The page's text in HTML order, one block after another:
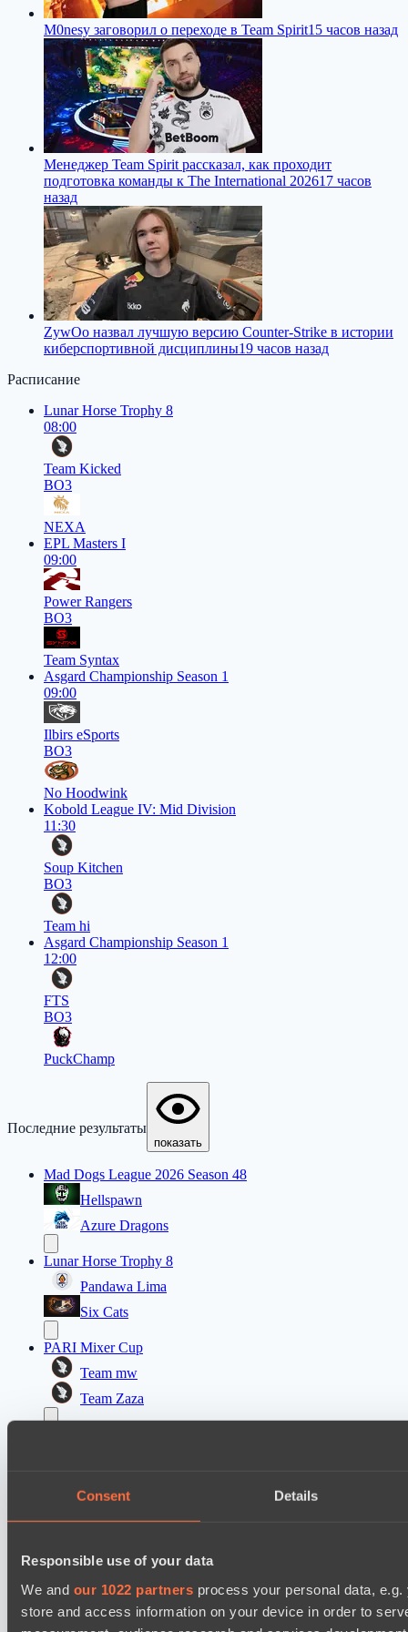
Consent Details
Responsible use of your data
We and our 1022 partners process your personal data,
store and access information on your device in order to
M0nesy заговорил о переходе в Team Spirit15 часов назад
Менеджер Team Spirit рассказал, как проходит
подготовка команды к The International 202617 часов
назад
ZywOo назвал лучшую версию Counter-Strike в истории
киберспортивной дисциплины19 часов назад
Расписание
Lunar Horse Trophy 8
08:00
Team Kicked
BO3
NEXA
EPL Masters I
09:00
Power Rangers
BO3
Team Syntax
Asgard Championship Season 1
09:00
Ilbirs eSports
BO3
No Hoodwink
Kobold League IV: Mid Division
11:30
Soup Kitchen
BO3
Team hi
Asgard Championship Season 1
12:00
FTS
BO3
PuckChamp
Последние результаты
показать
Mad Dogs League 2026 Season 48
Hellspawn
Azure Dragons
Lunar Horse Trophy 8
Pandawa Lima
Six Cats
PARI Mixer Cup
Team mw
Team Zaza
PARI Mixer Cup
Team каторжник
PARI Mixer Cup